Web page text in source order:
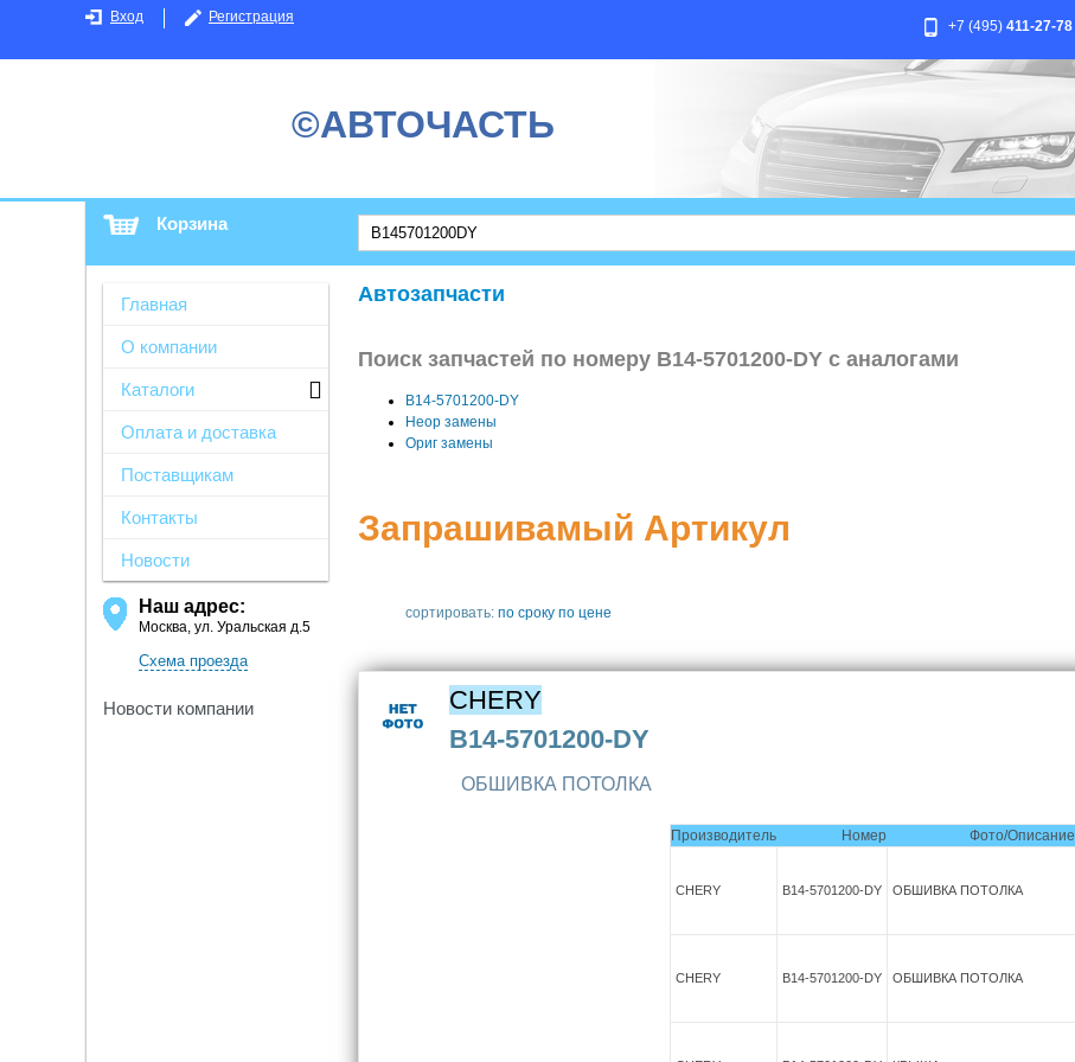
Вход Регистрация
+7 (495) 411-27-78
©АВТОЧАСТЬ
Корзина
Главная
О компании
Каталоги
Оплата и доставка
Поставщикам
Контакты
Новости
Наш адрес:
Москва, ул. Уральская д.5
Схема проезда
Новости компании
Автозапчасти
Поиск запчастей по номеру B14-5701200-DY с аналогами
B14-5701200-DY
Неор замены
Ориг замены
Запрашивамый Артикул
сортировать: по сроку по цене
CHERY
B14-5701200-DY
ОБШИВКА ПОТОЛКА
Производитель Номер Фото/Описание
CHERY B14-5701200-DY ОБШИВКА ПОТОЛКА
CHERY B14-5701200-DY ОБШИВКА ПОТОЛКА